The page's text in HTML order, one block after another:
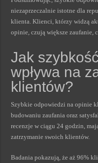
niezaprzeczalnie istotne dla
klienta. Klienci, którzy widzą
opinie, czują większe zaufanie,
Jak
wpływa na
klientów?
Szybkie odpowiedzi na opinie
budowaniu zaufania oraz
recenzje w ciągu 24 godzin,
zatrzymanie swoich klientów.
Badania pokazują, że aż 96%